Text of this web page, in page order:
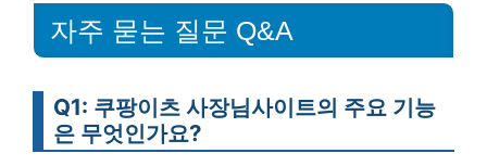
자주 묻는 질문 Q&A
Q1: 쿠팡이츠 사장님사이트의 주요 기능
은 무엇인가요?